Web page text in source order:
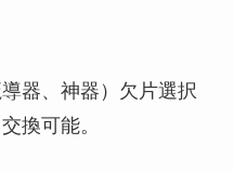
器、神器）欠片選択
換可能。